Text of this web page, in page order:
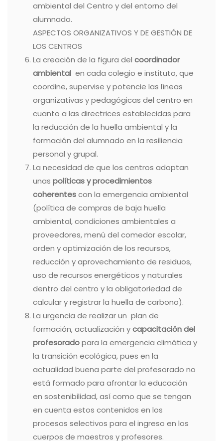
ambiental del Centro y del entorno del
alumnado.
ASPECTOS ORGANIZATIVOS Y DE GESTIÓN DE
LOS CENTROS
La creación de la figura del coordinador
ambiental en cada colegio e instituto, que
coordine, supervise y potencie las líneas
organizativas y pedagógicas del centro en
cuanto a las directrices establecidas para
la reducción de la huella ambiental y la
formación del alumnado en la resiliencia
personal y grupal.
La necesidad de que los centros adoptan
unas políticas y procedimientos
coherentescon la emergencia ambiental
(política de compras de baja huella
ambiental, condiciones ambientales a
proveedores, menú del comedor escolar,
orden y optimización de los recursos,
reducción y aprovechamiento de residuos,
uso de recursos energéticos y naturales
dentro del centro y la obligatoriedad de
calcular y registrar la huella de carbono).
La urgencia de realizar un plan de
formación, actualización ycapacitación del
profesoradopara la emergencia climática y
la transición ecológica, pues en la
actualidad buena parte del profesorado no
está formado para afrontar la educación
en sostenibilidad, así como que se tengan
en cuenta estos contenidos en los
procesos selectivos para el ingreso en los
cuerpos de maestros y profesores.